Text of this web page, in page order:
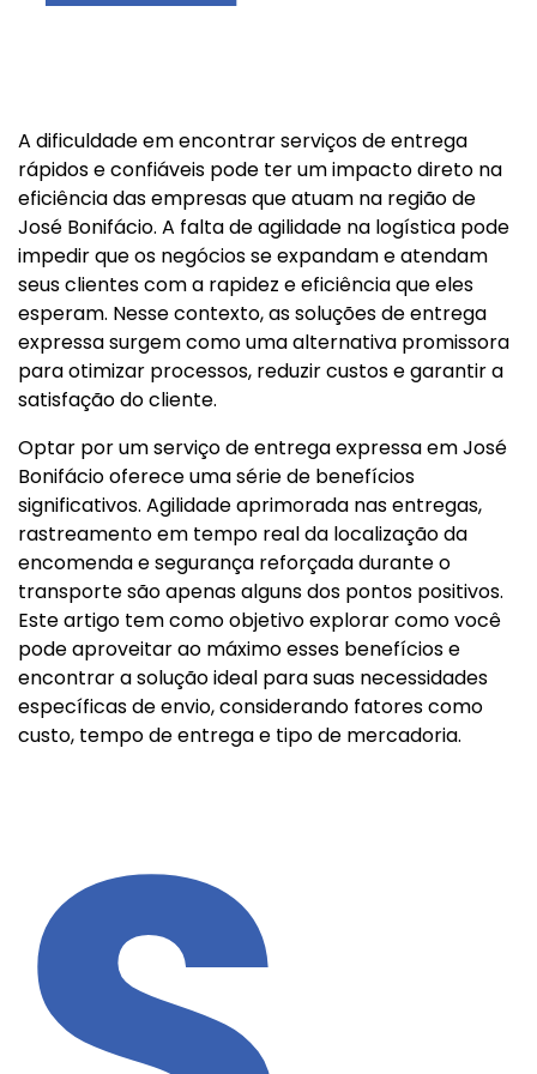
A dificuldade em encontrar serviços de entrega
rápidos e confiáveis pode ter um impacto direto na
eficiência das empresas que atuam na região de
José Bonifácio. A falta de agilidade na logística pode
impedir que os negócios se expandam e atendam
seus clientes com a rapidez e eficiência que eles
esperam. Nesse contexto, as soluções de entrega
expressa surgem como uma alternativa promissora
para otimizar processos, reduzir custos e garantir a
satisfação do cliente.
Optar por um serviço de entrega expressa em José
Bonifácio oferece uma série de benefícios
significativos. Agilidade aprimorada nas entregas,
rastreamento em tempo real da localização da
encomenda e segurança reforçada durante o
transporte são apenas alguns dos pontos positivos.
Este artigo tem como objetivo explorar como você
pode aproveitar ao máximo esses benefícios e
encontrar a solução ideal para suas necessidades
específicas de envio, considerando fatores como
custo, tempo de entrega e tipo de mercadoria.